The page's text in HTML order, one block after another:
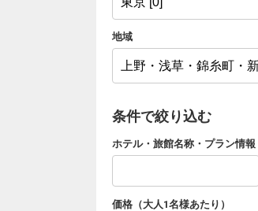
地域
条件で絞り込む
ホテル・旅館名称・プラン情報
価格（大人1名様あたり）